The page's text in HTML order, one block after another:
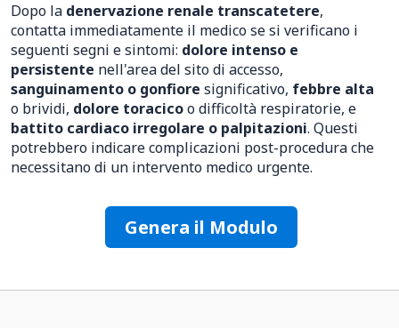
Dopo la denervazione renale transcatetere,
contatta immediatamente il medico se si verificano i
seguenti segni e sintomi: dolore intenso e
persistente nell'area del sito di accesso,
sanguinamento o gonfiore significativo, febbre alta
o brividi, dolore toracicoo difficoltà respiratorie, e
battito cardiaco irregolare o palpitazioni. Questi
potrebbero indicare complicazioni post-procedura che
necessitano di un intervento medico urgente.
Genera il Modulo